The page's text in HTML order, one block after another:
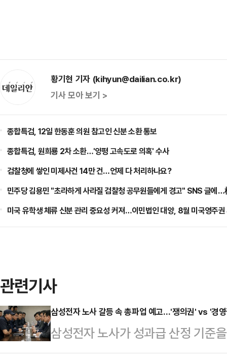
황기현 기자 (kihyun@dailian.co.kr)
기사 모아 보기 >
종합특검, 12일 한동훈 의원 참고인 신분 소환 통보
종합특검, 원희룡 2차 소환…'양평 고속도로 의혹' 수사
검찰청에 쌓인 미제사건 14만 건…언제 다 처리하나요?
민주당 김용민 "초라하게 사라질 검찰청 공무원들에게 경고" SNS 글에
미국 유학생 체류 신분 관리 중요성 커져…이민법인 대양, 8월 미국영주권
관련기사
삼성전자 노사 갈등 속 총파업 예고…'쟁의권' vs '경
삼성전자 노사가 성과급 산정 기준
성을 둘러싼 법리적 공방이 수면 위